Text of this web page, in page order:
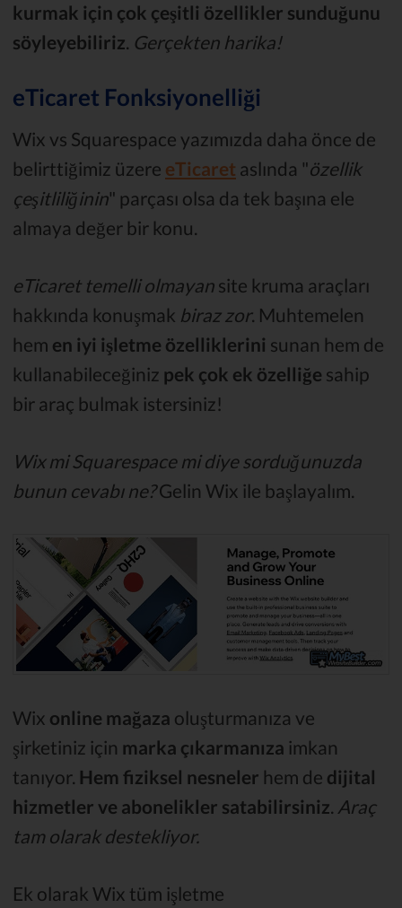
kurmak için çok çeşitli özellikler sunduğunu
söyleyebiliriz Gerçekten harika!
eTicaret Fonksiyonelliği
Wix vs Squarespace yazımızda daha önce de
belirttiğimiz üzere eTicaret aslında "özellik
çeşitliliğinin" parçası olsa da tek başına ele
almaya değer bir konu.
eTicaret temelli olmayan site kruma araçları
hakkında konuşmak biraz zor. Muhtemelen
hem en iyi işletme özelliklerini sunan hem de
kullanabileceğiniz pek çok ek özelliğe sahip
bir araç bulmak istersiniz!
Wix mi Squarespace mi diye sorduğunuzda
bunun cevabı ne?Gelin Wix ile başlayalım.
Wix online mağaza oluşturmanıza ve
şirketiniz için marka çıkarmanıza imkan
tanıyor. Hem fiziksel nesneler hem de dijital
hizmetler ve abonelikler satabilirsiniz Araç
tam olarak destekliyor.
Ek olarak Wix tüm işletme